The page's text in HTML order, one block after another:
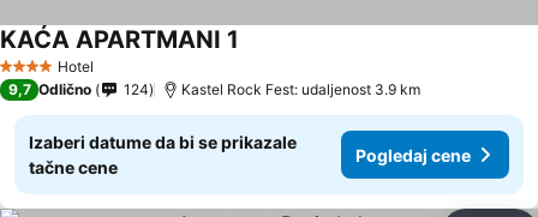
4 ZvezdiceHotel
KAĆA APARTMANI 1
9,7 Odlično 124 Kastel Rock Fest: udaljenost 3.9 km
Izaberi datume da bi se prikazale
tačne cene
Pogledaj cene